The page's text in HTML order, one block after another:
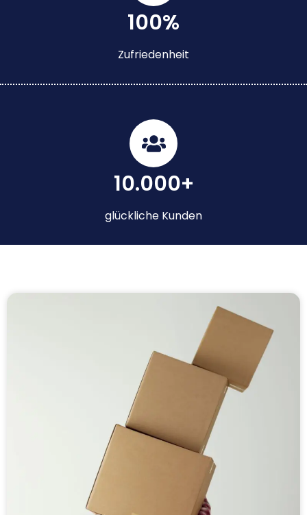
100%
Zufriedenheit
10.000+
glückliche Kunden